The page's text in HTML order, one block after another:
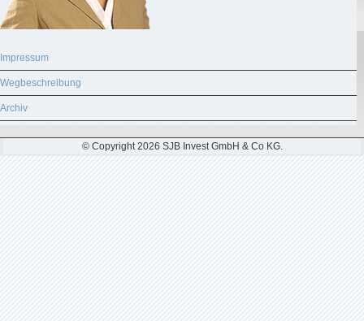
Impressum
Wegbeschreibung
Archiv
© Copyright 2026 SJB Invest GmbH & Co KG.